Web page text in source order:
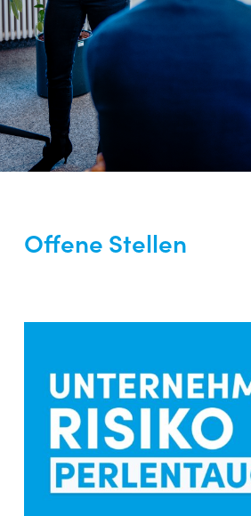
Offene Stellen